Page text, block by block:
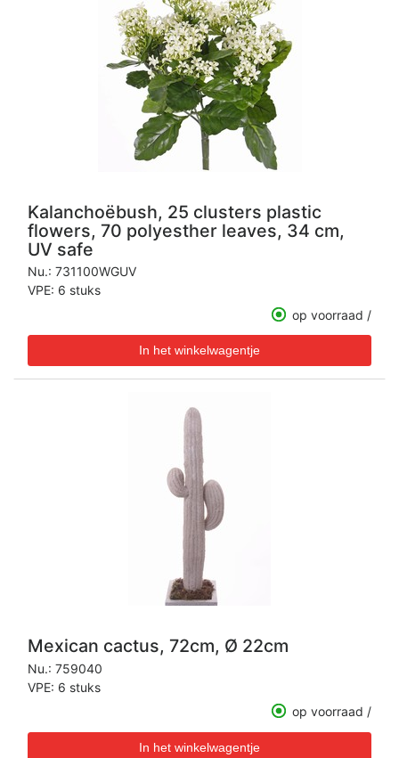
Kalanchoëbush, 25 clusters plastic
flowers, 70 polyesther leaves, 34 cm,
UV safe
Nu.: 731100WGUV
VPE: 6 stuks
op voorraad /
Mexican cactus, 72cm, Ø 22cm
Nu.: 759040
VPE: 6 stuks
op voorraad /